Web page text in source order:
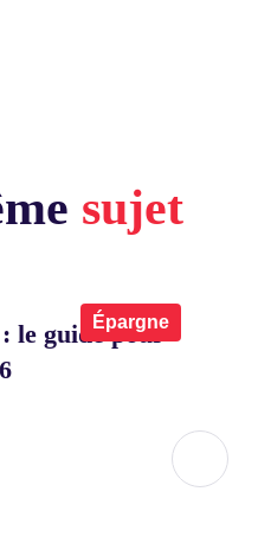
sujet
Épargne
le guide pour